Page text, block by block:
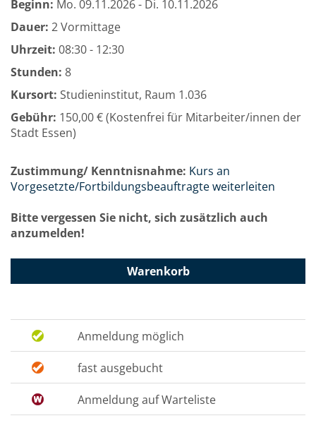
Beginn: Mo. 09.11.2026 - Di. 10.11.2026
Dauer: 2 Vormittage
Uhrzeit: 08:30 - 12:30
Stunden: 8
Kursort: Studieninstitut, Raum 1.036
Gebühr: 150,00 € (Kostenfrei für Mitarbeiter/innen der
Stadt Essen)
Zustimmung/ Kenntnisnahme: Kurs an
Vorgesetzte/Fortbildungsbeauftragte weiterleiten
Bitte vergessen Sie nicht, sich zusätzlich auch
anzumelden!
Warenkorb
Anmeldung möglich
fast ausgebucht
Anmeldung auf Warteliste